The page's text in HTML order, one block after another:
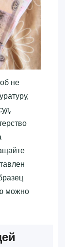
не
можно